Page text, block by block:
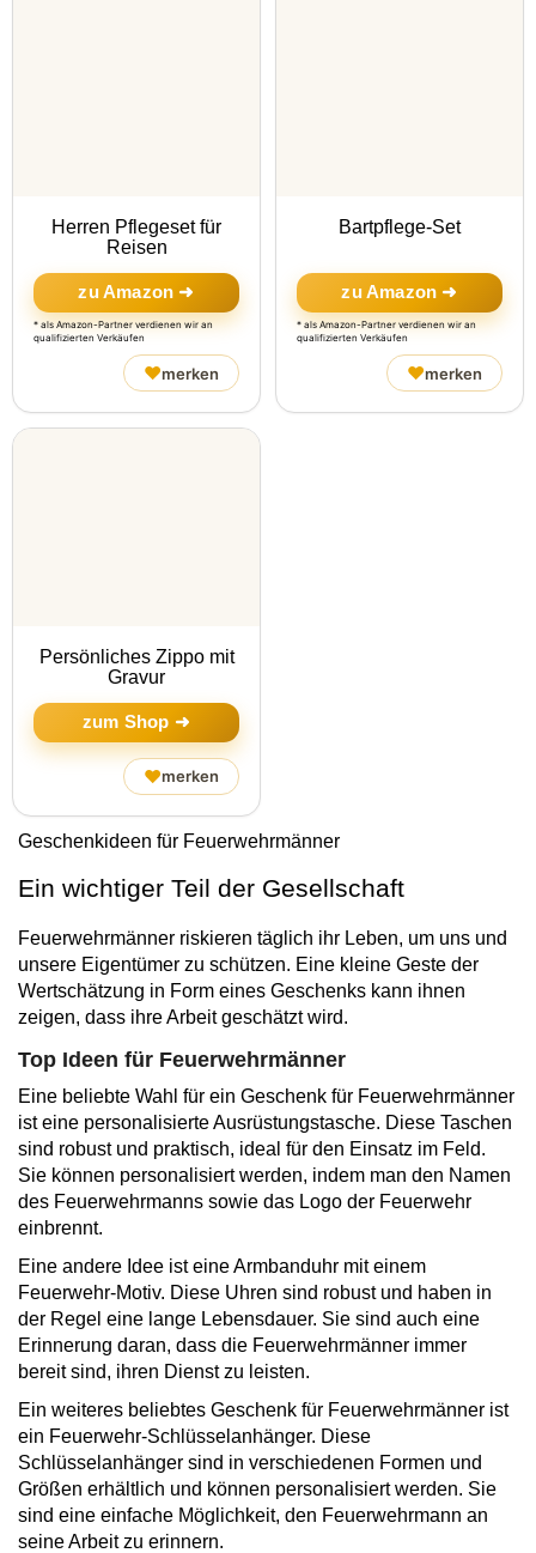
Herren Pflegeset für
Reisen
zu Amazon ➜
* als Amazon-Partner verdienen wir an
qualifizierten Verkäufen
♥merken
Bartpflege-Set
zu Amazon ➜
* als Amazon-Partner verdienen wir an
qualifizierten Verkäufen
♥merken
Persönliches Zippo mit
Gravur
zum Shop ➜
♥merken
Geschenkideen für Feuerwehrmänner
Ein wichtiger Teil der Gesellschaft
Feuerwehrmänner riskieren täglich ihr Leben, um uns und
unsere Eigentümer zu schützen. Eine kleine Geste der
Wertschätzung in Form eines Geschenks kann ihnen
zeigen, dass ihre Arbeit geschätzt wird.
Top Ideen für Feuerwehrmänner
Eine beliebte Wahl für ein Geschenk für Feuerwehrmänner
ist eine personalisierte Ausrüstungstasche. Diese Taschen
sind robust und praktisch, ideal für den Einsatz im Feld.
Sie können personalisiert werden, indem man den Namen
des Feuerwehrmanns sowie das Logo der Feuerwehr
einbrennt.
Eine andere Idee ist eine Armbanduhr mit einem
Feuerwehr-Motiv. Diese Uhren sind robust und haben in
der Regel eine lange Lebensdauer. Sie sind auch eine
Erinnerung daran, dass die Feuerwehrmänner immer
bereit sind, ihren Dienst zu leisten.
Ein weiteres beliebtes Geschenk für Feuerwehrmänner ist
ein Feuerwehr-Schlüsselanhänger. Diese
Schlüsselanhänger sind in verschiedenen Formen und
Größen erhältlich und können personalisiert werden. Sie
sind eine einfache Möglichkeit, den Feuerwehrmann an
seine Arbeit zu erinnern.